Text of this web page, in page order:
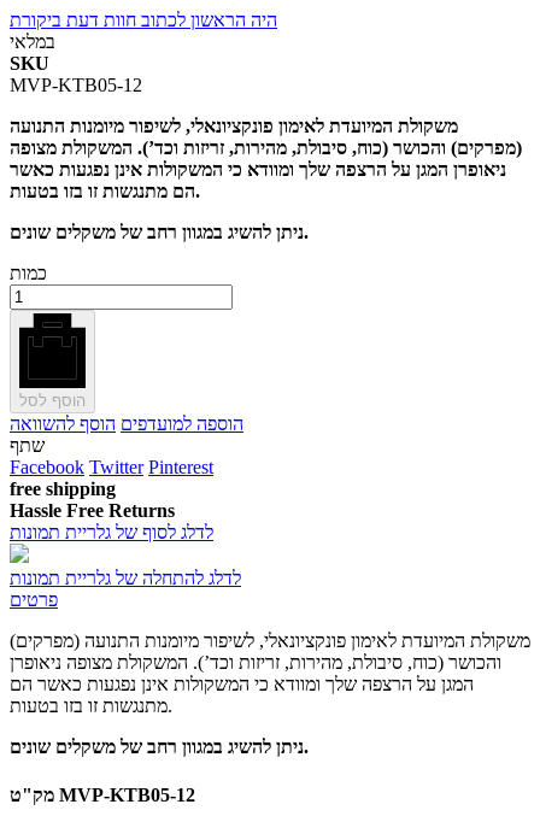
היה הראשון לכתוב חוות דעת ביקורת
במלאי
SKU
MVP-KTB05-12
משקולת המיועדת לאימון פונקציונאלי, לשיפור מיומנות התנועה
(מפרקים) והכושר (כוח, סיבולת, מהירות, זריזות וכד’). המשקולת מצופה
ניאופרן המגן על הרצפה שלך ומוודא כי המשקולות אינן נפגעות כאשר
הם מתנגשות זו בזו בטעות.
ניתן להשיג במגוון רחב של משקלים שונים.
כמות
הוסף לסל
הוספה למועדפים הוסף להשוואה
שתף
Facebook Twitter Pinterest
free shipping
Hassle Free Returns
לדלג לסוף של גלריית תמונות
לדלג להתחלה של גלריית תמונות
פרטים
משקולת המיועדת לאימון פונקציונאלי, לשיפור מיומנות התנועה (מפרקים)
והכושר (כוח, סיבולת, מהירות, זריזות וכד’). המשקולת מצופה ניאופרן
המגן על הרצפה שלך ומוודא כי המשקולות אינן נפגעות כאשר הם
מתנגשות זו בזו בטעות.
ניתן להשיג במגוון רחב של משקלים שונים.
מק"ט MVP-KTB05-12